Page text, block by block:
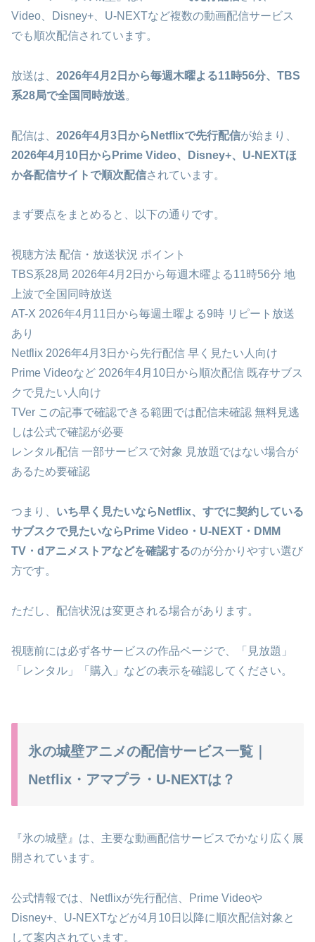
Video、Disney+、U-NEXTなど複数の動画配信サービス
でも順次配信されています。
放送は、 2026年4月2日から毎週木曜よる11時56分、TBS
系28局で全国同時放送。
配信は、 2026年4月3日からNetflixで先行配信が始まり、
2026年4月10日からPrime Video、Disney+、U-NEXTほ
か各配信サイトで順次配信されています。
まず要点をまとめると、以下の通りです。
視聴方法 配信・放送状況 ポイント
TBS系28局 2026年4月2日から毎週木曜よる11時56分 地
上波で全国同時放送
AT-X 2026年4月11日から毎週土曜よる9時 リピート放送
あり
Netflix 2026年4月3日から先行配信 早く見たい人向け
Prime Videoなど 2026年4月10日から順次配信 既存サブス
クで見たい人向け
TVer この記事で確認できる範囲では配信未確認 無料見逃
しは公式で確認が必要
レンタル配信 一部サービスで対象 見放題ではない場合が
あるため要確認
つまり、 いち早く見たいならNetflix、すでに契約している
サブスクで見たいならPrime Video・U-NEXT・DMM
TV・dアニメストアなどを確認するのが分かりやすい選び
方です。
ただし、配信状況は変更される場合があります。
視聴前には必ず各サービスの作品ページで、「見放題」
「レンタル」「購入」などの表示を確認してください。
氷の城壁アニメの配信サービス一覧｜
Netflix・アマプラ・U-NEXTは？
『氷の城壁』は、主要な動画配信サービスでかなり広く展
開されています。
公式情報では、Netflixが先行配信、Prime Videoや
Disney+、U-NEXTなどが4月10日以降に順次配信対象と
して案内されています。